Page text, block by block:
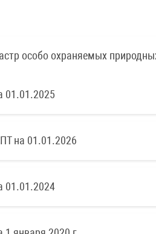
особо охраняемых
01.01.2025
на 01.01.2026
01.01.2024